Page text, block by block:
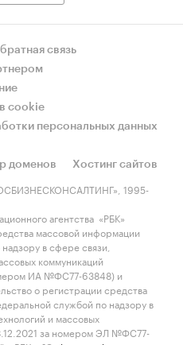
связь
cookie
персональных данных
доменов
Хостинг сайтов
1995-
агентства «РБК»
массовой информации
в сфере связи,
коммуникаций
ИА №ФС77-63848) и
о регистрации средства
службой по надзору в
и массовых
за номером ЭЛ №ФС77-